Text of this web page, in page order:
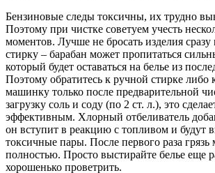
Бензиновые следы токсичны, их трудно
Поэтому при чистке советуем учесть
моментов. Лучше не бросать изделия
стирку – барабан может пропитаться
который будет оставаться на белье из
Поэтому обратитесь к ручной стирке либо
машинку только после предварительной
загрузку соль и соду (по 2 ст. л.), это
эффективным. Хлорный отбеливатель
он вступит в реакцию с топливом и будут
токсичные пары. После первого раза
полностью. Просто выстирайте белье еще
хорошенько проветрить.